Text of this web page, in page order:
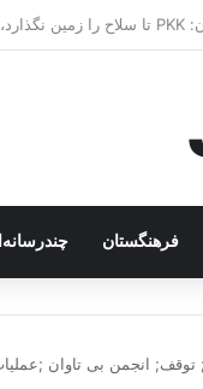
تا میز مذاکره؛ پژاک یک‌شبه
فرهنگستان
انجمن بی تاوان